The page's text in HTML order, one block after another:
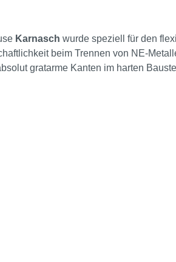
Karnasch wurde speziell für den
beim Trennen von NE-
gratarme Kanten im harten